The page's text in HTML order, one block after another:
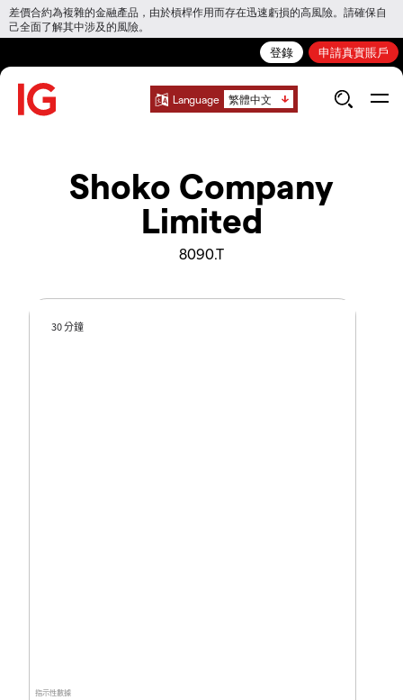
差價合約為複雜的金融產品，由於槓桿作用而存在迅速虧損的高風險。請確保自
己全面了解其中涉及的風險。
登錄 申請真實賬戶
Language 繁體中文
Shoko Company
Limited
8090.T
指示性數據
30 分鐘